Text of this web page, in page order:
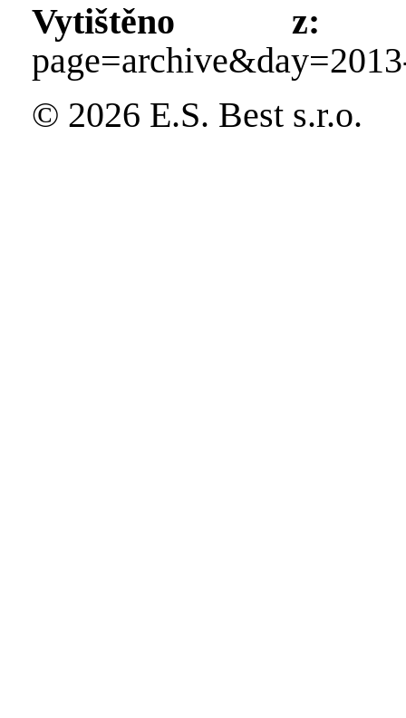
Vytištěno z:
© 2026 E.S. Best s.r.o.